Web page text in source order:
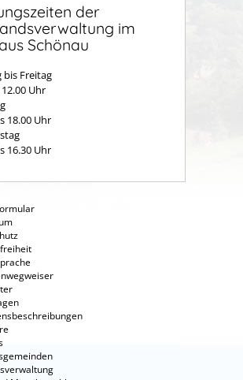
der
im
Schönau
bis Freitag
Uhr
18.00 Uhr
16.30 Uhr